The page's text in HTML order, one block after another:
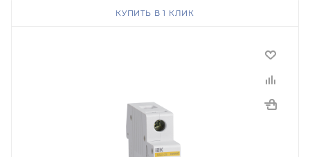
КУПИТЬ В 1 КЛИК